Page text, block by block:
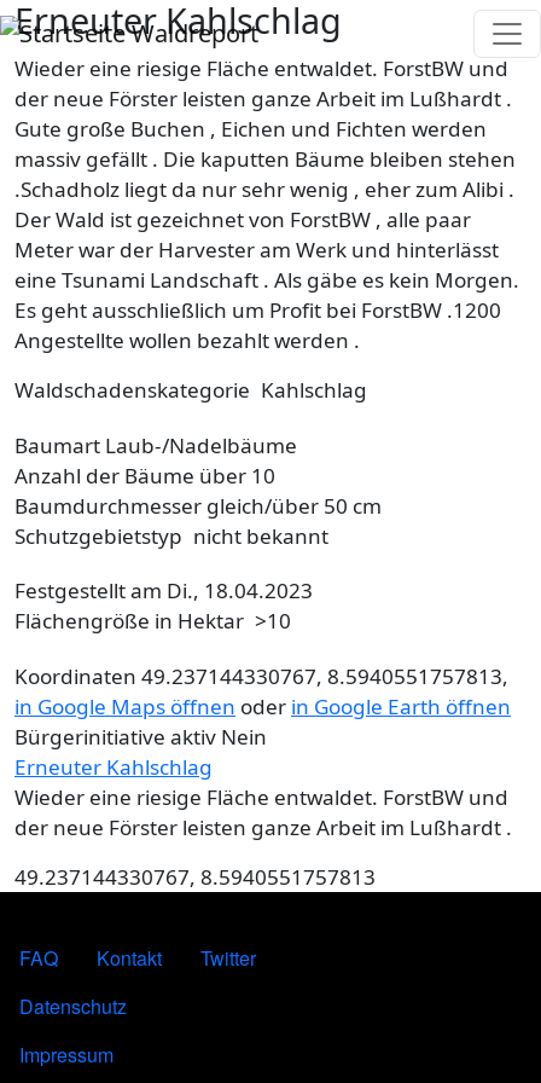
Direkt zum Inhalt
Waldreport
Erneuter Kahlschlag
Wieder eine riesige Fläche entwaldet. ForstBW und
der neue Förster leisten ganze Arbeit im Lußhardt .
Gute große Buchen , Eichen und Fichten werden
massiv gefällt . Die kaputten Bäume bleiben stehen
.Schadholz liegt da nur sehr wenig , eher zum Alibi .
Der Wald ist gezeichnet von ForstBW , alle paar
Meter war der Harvester am Werk und hinterlässt
eine Tsunami Landschaft . Als gäbe es kein Morgen.
Es geht ausschließlich um Profit bei ForstBW .1200
Angestellte wollen bezahlt werden .
Waldschadenskategorie Kahlschlag
Baumart Laub-/Nadelbäume
Anzahl der Bäume über 10
Baumdurchmesser gleich/über 50 cm
Schutzgebietstyp nicht bekannt
Festgestellt am Di., 18.04.2023
Flächengröße in Hektar >10
Koordinaten 49.237144330767, 8.5940551757813,
in Google Maps öffnen oder in Google Earth öffnen
Bürgerinitiative aktiv Nein
Erneuter Kahlschlag
Wieder eine riesige Fläche entwaldet. ForstBW und
der neue Förster leisten ganze Arbeit im Lußhardt .
49.237144330767, 8.5940551757813
FOOTER MENU
FAQ Kontakt
Twitter
FOOTER-DATENSCHUTZ
Datenschutz
FOOTER-IMPRESSUM
Impressum